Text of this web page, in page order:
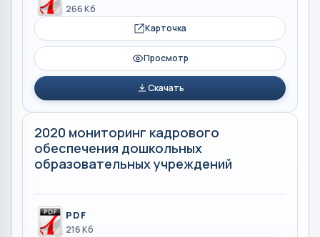
266 Кб
Карточка
Просмотр
Скачать
2020 мониторинг кадрового
обеспечения дошкольных
образовательных учреждений
PDF
216 Кб